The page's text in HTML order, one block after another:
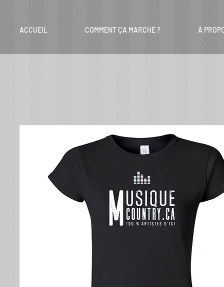
ACCUEIL COMMENT ÇA MARCHE ? À